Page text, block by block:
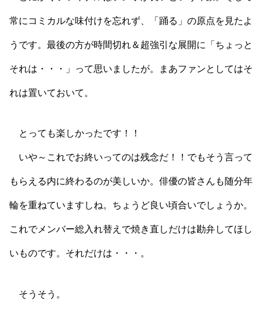
常にコミカルな味付けを忘れず、「踊る」の原点を見たよ
うです。最後の方が時間切れ＆超強引な展開に「ちょっと
それは・・・」って思いましたが。まあファンとしてはそ
れは置いておいて。
とっても楽しかったです！！
いや～これでお終いってのは残念だ！！でもそう言って
もらえる内に終わるのが美しいか。俳優の皆さんも随分年
輪を重ねていますしね。ちょうど良い頃合いでしょうか。
これでメンバー総入れ替えで焼き直しだけは勘弁してほし
いものです。それだけは・・・。
そうそう。